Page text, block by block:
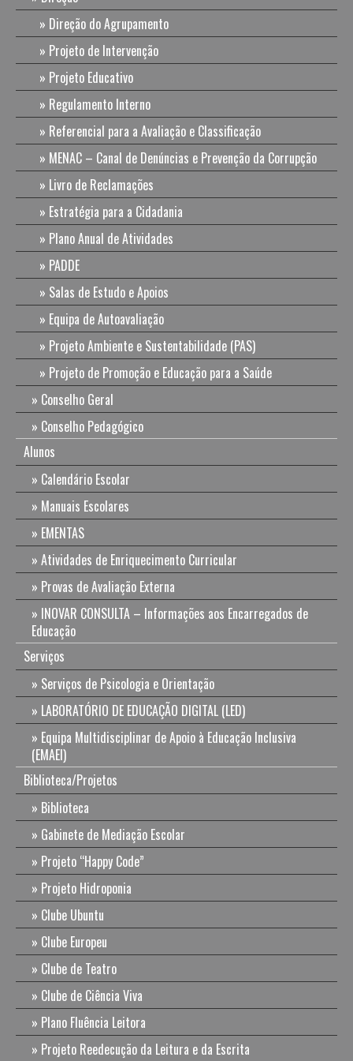
Direção do Agrupamento
Projeto de Intervenção
Projeto Educativo
Regulamento Interno
Referencial para a Avaliação e Classificação
MENAC – Canal de Denúncias e Prevenção da Corrupção
Livro de Reclamações
Estratégia para a Cidadania
Plano Anual de Atividades
PADDE
Salas de Estudo e Apoios
Equipa de Autoavaliação
Projeto Ambiente e Sustentabilidade (PAS)
Projeto de Promoção e Educação para a Saúde
Conselho Geral
Conselho Pedagógico
Alunos
Calendário Escolar
Manuais Escolares
EMENTAS
Atividades de Enriquecimento Curricular
Provas de Avaliação Externa
INOVAR CONSULTA – Informações aos Encarregados de
Educação
Serviços
Serviços de Psicologia e Orientação
LABORATÓRIO DE EDUCAÇÃO DIGITAL (LED)
Equipa Multidisciplinar de Apoio à Educação Inclusiva
(EMAEI)
Biblioteca/Projetos
Biblioteca
Gabinete de Mediação Escolar
Projeto “Happy Code”
Projeto Hidroponia
Clube Ubuntu
Clube Europeu
Clube de Teatro
Clube de Ciência Viva
Plano Fluência Leitora
Projeto Reedecução da Leitura e da Escrita